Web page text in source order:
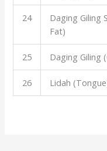
24
Daging Giling
Fat)
25 Daging Giling
26 Lidah